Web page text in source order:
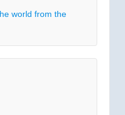
world from the